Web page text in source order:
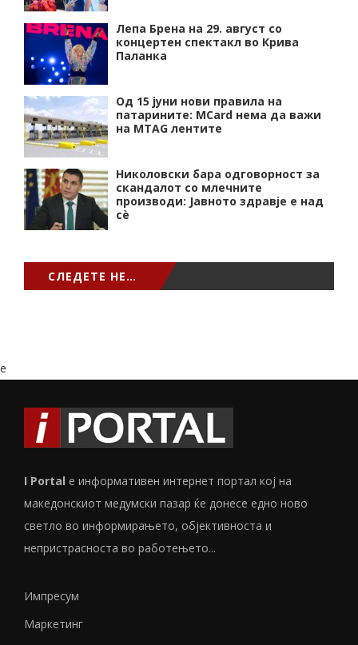
Лепа Брена на 29. август со
концертен спектакл во Крива
Паланка
Од 15 јуни нови правила на
патарините: MCard нема да важи
на MTAG лентите
Николовски бара одговорност за
скандалот со млечните
производи: Јавното здравје е над
сѐ
СЛЕДЕТЕ НЕ…
e
I Portal е информативен интернет портал кој на
македонскиот медумски пазар ќе донесе едно ново
светло во информирањето, објективноста и
непристрасноста во работењето...
Импресум
Маркетинг